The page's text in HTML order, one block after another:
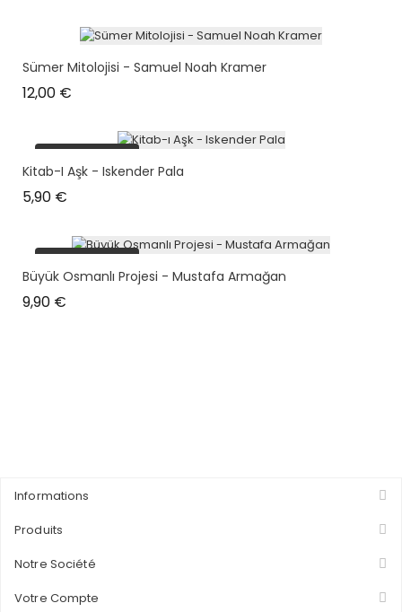
Sümer Mitolojisi - Samuel Noah Kramer
12,00 €
Kitab-I Aşk - Iskender Pala
5,90 €
plus en stock
Büyük Osmanlı Projesi - Mustafa Armağan
9,90 €
Informations
Produits
Notre Société
Votre Compte